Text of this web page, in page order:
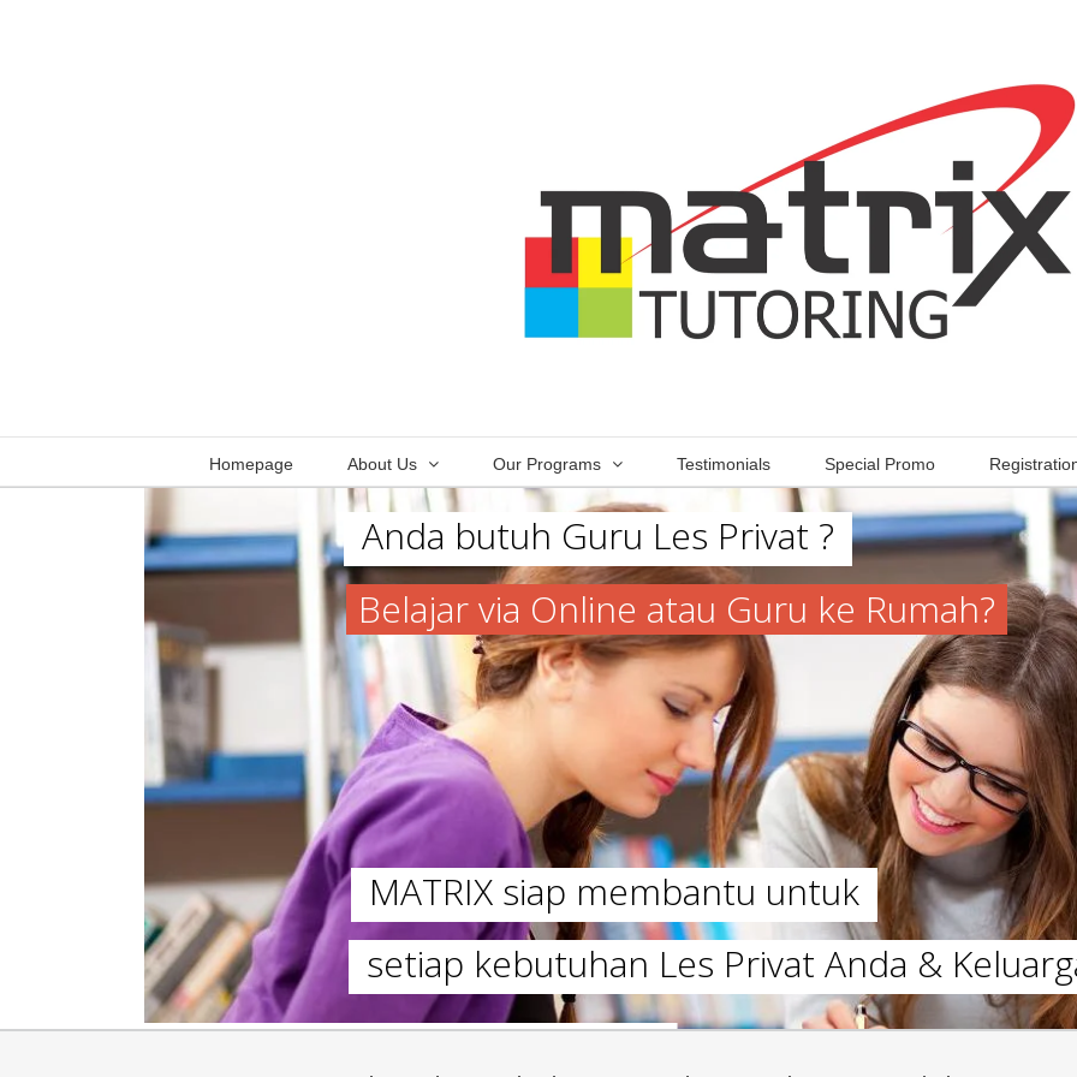
Homepage About Us Our Programs Testimonials Special Promo
Anda butuh Guru Les Privat ?
Belajar via Online atau Guru ke Rumah?
MATRIX siap membantu untuk
setiap kebutuhan Les Privat Anda &